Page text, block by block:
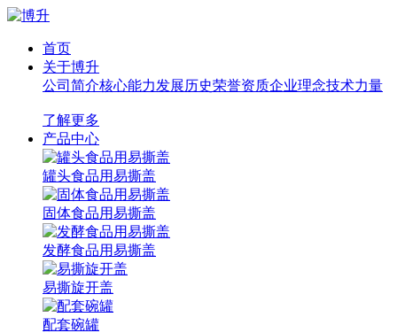
首页
关于博升
公司简介核心能力发展历史荣誉资质企业理念技术力量
了解更多
产品中心
罐头食品用易撕盖
固体食品用易撕盖
发酵食品用易撕盖
易撕旋开盖
配套碗罐